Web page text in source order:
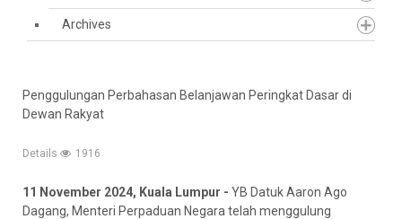
Archives
Penggulungan Perbahasan Belanjawan Peringkat Dasar di
Dewan Rakyat
Details 1916
11 November 2024, Kuala Lumpur - YB Datuk Aaron Ago
Dagang, Menteri Perpaduan Negara telah menggulung